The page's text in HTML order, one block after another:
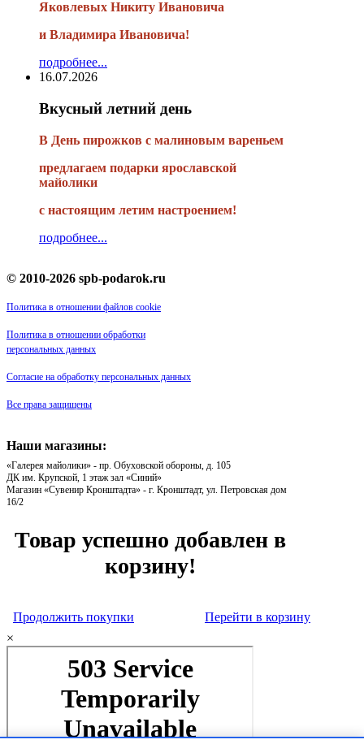
Яковлевых Никиту Ивановича
и Владимира Ивановича!
подробнее...
16.07.2026
Вкусный летний день
В День пирожков с малиновым вареньем
предлагаем подарки ярославской
майолики
с настоящим летим настроением!
подробнее...
© 2010-2026 spb-podarok.ru
Политика в отношении файлов cookie
Политика в отношении обработки
персональных данных
Согласие на обработку персональных данных
Все права защищены
Наши магазины:
«Галерея майолики» - пр. Обуховской обороны, д. 105
ДК им. Крупской, 1 этаж зал «Синий»
Магазин «Сувенир Кронштадта» - г. Кронштадт, ул. Петровская дом
16/2
Товар успешно добавлен в
корзину!
Продолжить покупки
Перейти в корзину
×